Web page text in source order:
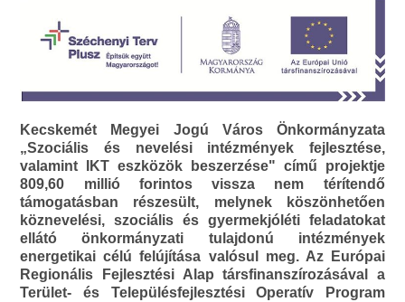
Kecskemét Megyei Jogú Város Önkormányzata
„Szociális és nevelési intézmények fejlesztése,
valamint IKT eszközök beszerzése" című projektje
809,60 millió forintos vissza nem térítendő
támogatásban részesült, melynek köszönhetően
köznevelési, szociális és gyermekjóléti feladatokat
ellátó önkormányzati tulajdonú intézmények
energetikai célú felújítása valósul meg. Az Európai
Regionális Fejlesztési Alap társfinanszírozásával a
Terület- és Településfejlesztési Operatív Program